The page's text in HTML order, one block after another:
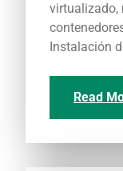
virtualizado,
Instalación
Read